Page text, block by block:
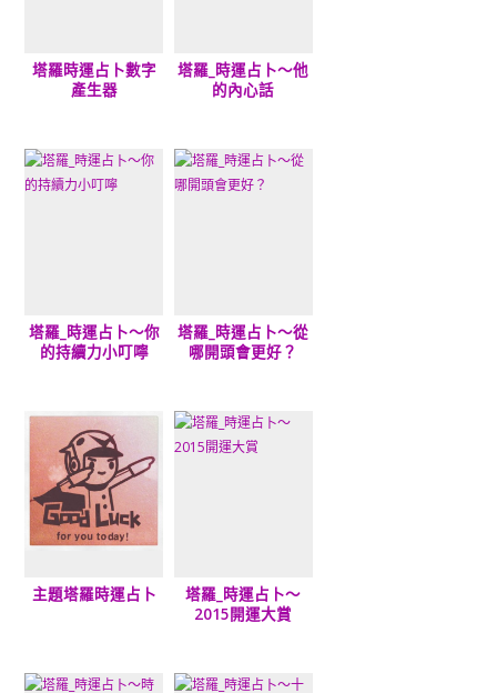
塔羅時運占卜數字
產生器
塔羅_時運占卜～他
的內心話
塔羅_時運占卜～你
的持續力小叮嚀
塔羅_時運占卜～從
哪開頭會更好？
主題塔羅時運占卜
塔羅_時運占卜～
2015開運大賞